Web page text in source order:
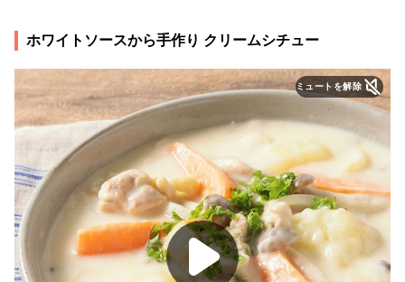
ホワイトソースから手作り クリームシチュー
ミュートを解除